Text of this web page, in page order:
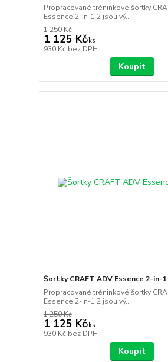
Propracované tréninkové šortky
Essence 2-in-1 2 jsou vý...
1 250 Kč
1 125 Kč/ks
930 Kč bez DPH
Koupit
Šortky CRAFT ADV Essence 2-in-1
Propracované tréninkové šortky
Essence 2-in-1 2 jsou vý...
1 250 Kč
1 125 Kč/ks
930 Kč bez DPH
Koupit